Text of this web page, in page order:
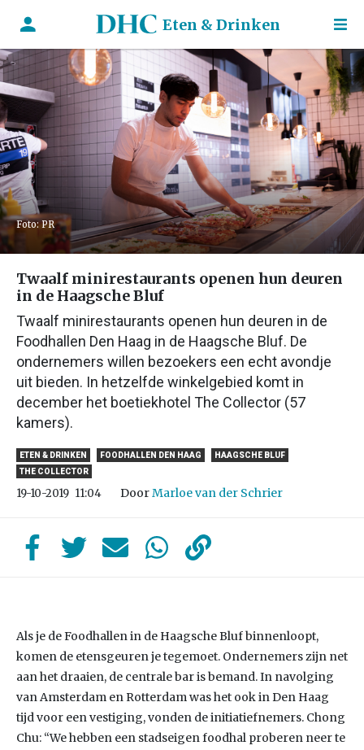
Eten & Drinken
Foto: PR
Twaalf minirestaurants openen hun deuren
in de Haagsche Bluf
Twaalf minirestaurants openen hun deuren in de
Foodhallen Den Haag in de Haagsche Bluf. De
ondernemers willen bezoekers een echt avondje
uit bieden. In hetzelfde winkelgebied komt in
december het boetiekhotel The Collector (57
kamers).
ETEN & DRINKEN FOODHALLEN DEN HAAG
HAAGSCHE BLUF
THE COLLECTOR
19-10-2019 11:04 DoorMarloe van der Schrier
Als je de Foodhallen in de Haagsche Bluf binnenloopt,
komen de etensgeuren je tegemoet. Ondernemers zijn net
aan het draaien, de centrale bar is bemand. In navolging
van Amsterdam en Rotterdam was het ook in Den Haag
tijd voor een vestiging, vonden de initiatiefnemers. Chong
Chu: “We hebben een stadseigen foodhal proberen neer te